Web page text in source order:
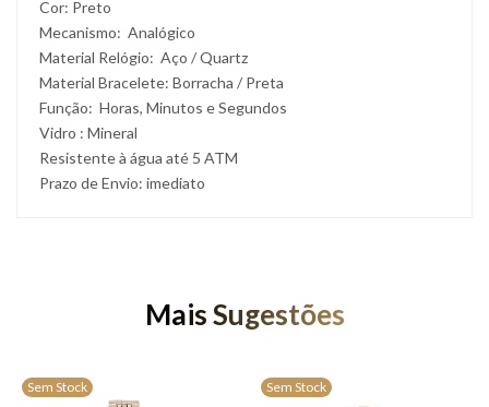
Cor: Preto
Mecanismo: Analógico
Material Relógio: Aço / Quartz
Material Bracelete: Borracha / Preta
Função: Horas, Minutos e Segundos
Vidro : Mineral
Resistente à água até 5 ATM
Prazo de Envio: imediato
Mais Sugestões
Sem Stock Sem Stock